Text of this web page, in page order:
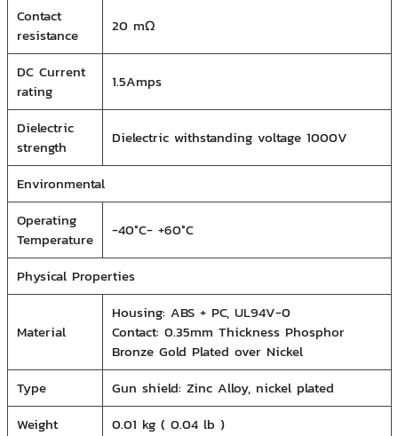
Contact
resistance
20 mΩ
DC Current
rating
1.5Amps
Dielectric
strength
Dielectric withstanding voltage 1000V
Environmental
Operating
Temperature
-40°C- +60°C
Physical Properties
Material
Housing: ABS + PC, UL94V-0
Contact: 0.35mm Thickness Phosphor
Bronze Gold Plated over Nickel
Type
Gun shield: Zinc Alloy, nickel plated
Weight
0.01 kg ( 0.04 lb )